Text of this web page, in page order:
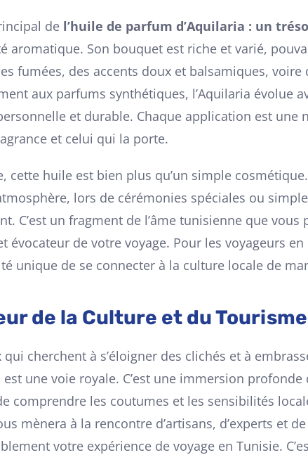
de l’huile de parfum d’Aquilaria : un
aromatique. Son bouquet est riche et varié,
fumées, des accents doux et balsamiques,
aux parfums synthétiques, l’Aquilaria évolue
et durable. Chaque application est
et celui qui la porte.
cette huile est bien plus qu’un simple
lors de cérémonies spéciales ou
C’est un fragment de l’âme tunisienne que
évocateur de votre voyage. Pour les voyageurs
unique de se connecter à la culture locale de
de la Culture et du
qui cherchent à s’éloigner des clichés et à
est une voie royale. C’est une immersion
comprendre les coutumes et les sensibilités
mènera à la rencontre d’artisans, d’experts et
votre expérience de voyage en Tunisie.